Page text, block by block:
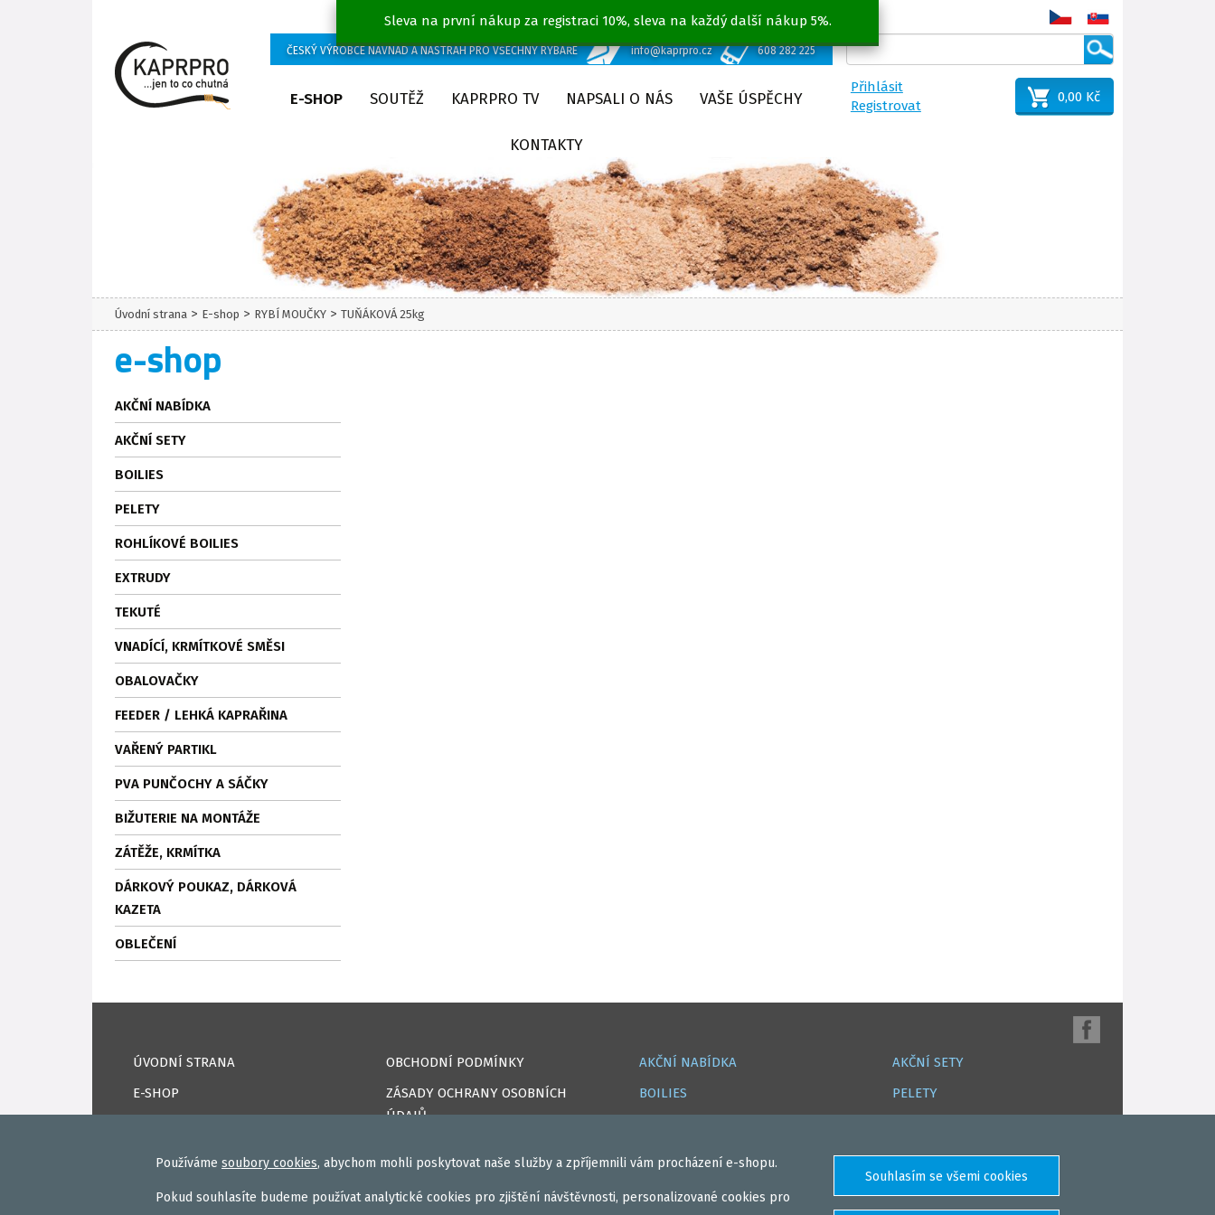
Sleva na první nákup za registraci 10%, sleva na každý další nákup 5%.
ČESKÝ VÝROBCE NÁVNAD A NÁSTRAH PRO VŠECHNY RYBÁŘE info@kaprpro.cz 608 282 225
E-SHOP SOUTĚŽ KAPRPRO TV NAPSALI O NÁS VAŠE ÚSPĚCHY
KONTAKTY
Přihlásit
Registrovat
0,00 Kč
Úvodní strana > E-shop > RYBÍ MOUČKY > TUŇÁKOVÁ 25kg
e-shop
AKČNÍ NABÍDKA
AKČNÍ SETY
BOILIES
PELETY
ROHLÍKOVÉ BOILIES
EXTRUDY
TEKUTÉ
VNADÍCÍ, KRMÍTKOVÉ SMĚSI
OBALOVAČKY
FEEDER / LEHKÁ KAPRAŘINA
VAŘENÝ PARTIKL
PVA PUNČOCHY A SÁČKY
BIŽUTERIE NA MONTÁŽE
ZÁTĚŽE, KRMÍTKA
DÁRKOVÝ POUKAZ, DÁRKOVÁ
KAZETA
OBLEČENÍ
ÚVODNÍ STRANA
E-SHOP
NAPSALI O NÁS
OBCHODNÍ PODMÍNKY
ZÁSADY OCHRANY OSOBNÍCH
ÚDAJŮ
PŘIHLÁSIT
AKČNÍ NABÍDKA
BOILIES
TEKUTÉ
AKČNÍ SETY
PELETY
VNADÍCÍ, KRMÍTKOVÉ SMĚSI
FEEDER / LEHKÁ KAPRAŘINA
Používáme soubory cookies, abychom mohli poskytovat naše služby a zpříjemnili vám procházení e-shopu.
Pokud souhlasíte budeme používat analytické cookies pro zjištění návštěvnosti, personalizované cookies pro